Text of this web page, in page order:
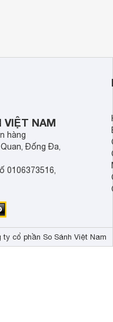
VIỆT NAM
hàng
Đống Đa,
0106373516,
cổ phần So Sánh Việt Nam